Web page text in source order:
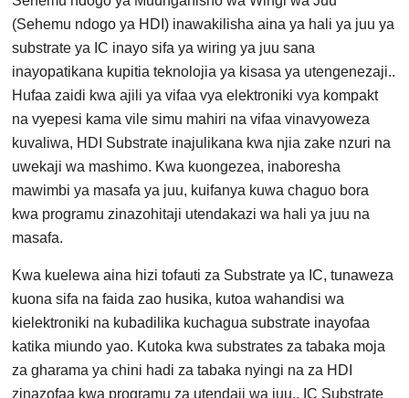
(Sehemu ndogo ya HDI) inawakilisha aina ya hali ya juu ya
substrate ya IC inayo sifa ya wiring ya juu sana
inayopatikana kupitia teknolojia ya kisasa ya utengenezaji..
Hufaa zaidi kwa ajili ya vifaa vya elektroniki vya kompakt
na vyepesi kama vile simu mahiri na vifaa vinavyoweza
kuvaliwa, HDI Substrate inajulikana kwa njia zake nzuri na
uwekaji wa mashimo. Kwa kuongezea, inaboresha
mawimbi ya masafa ya juu, kuifanya kuwa chaguo bora
kwa programu zinazohitaji utendakazi wa hali ya juu na
masafa.
Kwa kuelewa aina hizi tofauti za Substrate ya IC, tunaweza
kuona sifa na faida zao husika, kutoa wahandisi wa
kielektroniki na kubadilika kuchagua substrate inayofaa
katika miundo yao. Kutoka kwa substrates za tabaka moja
za gharama ya chini hadi za tabaka nyingi na za HDI
zinazofaa kwa programu za utendaji wa juu., IC Substrate